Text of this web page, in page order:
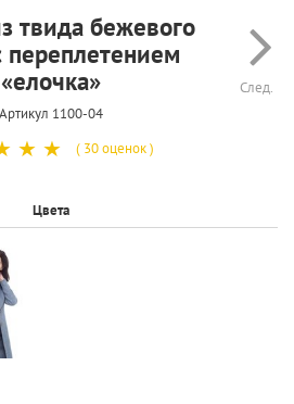
твида бежевого
переплетением
«елочка»
Артикул 1100-04
След.
☆
☆ ( 30 оценок )
Цвета